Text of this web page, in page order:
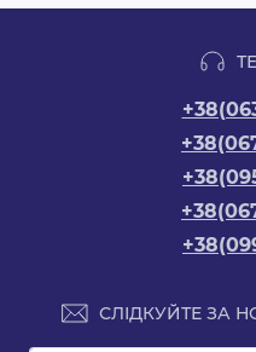
СЛІДКУЙТЕ ЗА